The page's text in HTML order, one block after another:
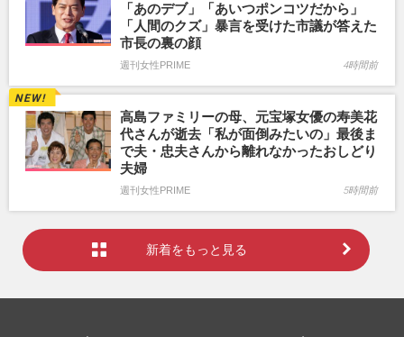
「あのデブ」「あいつポンコツだから」
「人間のクズ」暴言を受けた市議が答えた
市長の裏の顔
週刊女性PRIME 4時間前
高島ファミリーの母、元宝塚女優の寿美花
代さんが逝去「私が面倒みたいの」最後ま
で夫・忠夫さんから離れなかったおしどり
夫婦
週刊女性PRIME 5時間前
新着をもっと見る